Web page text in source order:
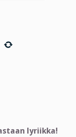
lyriikka!